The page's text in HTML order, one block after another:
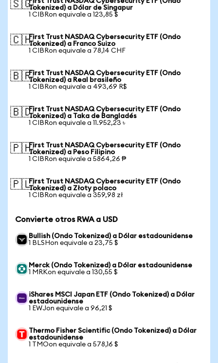
🇸🇬Tokenized) a Dólar de Singapur
1 CIBRon equivale a 123,85 $
🇨🇭First Trust NASDAQ Cybersecurity ETF (Ondo
Tokenized) a Franco Suizo
1 CIBRon equivale a 78,14 CHF
🇧🇷First Trust NASDAQ Cybersecurity ETF (Ondo
Tokenized) a Real brasileño
1 CIBRon equivale a 493,69 R$
🇧🇩First Trust NASDAQ Cybersecurity ETF (Ondo
Tokenized) a Taka de Bangladés
1 CIBRon equivale a 11.952,23 ৳
🇵🇭First Trust NASDAQ Cybersecurity ETF (Ondo
Tokenized) a Peso Filipino
1 CIBRon equivale a 5864,26 ₱
🇵🇱First Trust NASDAQ Cybersecurity ETF (Ondo
Tokenized) a Złoty polaco
1 CIBRon equivale a 359,98 zł
Convierte otros RWA a USD
Bullish (Ondo Tokenized) a Dólar estadounidense
1 BLSHon equivale a 23,75 $
Merck (Ondo Tokenized) a Dólar estadounidense
1 MRKon equivale a 130,55 $
iShares MSCI Japan ETF (Ondo Tokenized) a Dólar
estadounidense
1 EWJon equivale a 96,21 $
Thermo Fisher Scientific (Ondo Tokenized) a Dólar
estadounidense
1 TMOon equivale a 578,16 $